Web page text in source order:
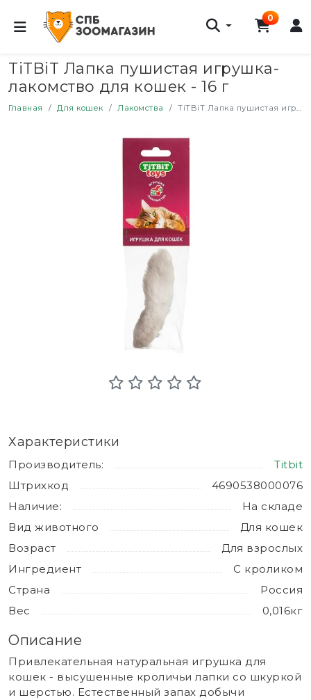
0
TiTBiT Лапка пушистая игрушка-
лакомство для кошек - 16 г
Главная Для кошек Лакомства TiTBiT Лапка пушистая игрушка-лакомство для кошек - 16 г
Характеристики
Производитель:
Titbit
Штрихкод
4690538000076
Наличие:
На складе
Вид животного
Для кошек
Возраст
Для взрослых
Ингредиент
С кроликом
Страна
Россия
Вес
0,016кг
Описание
Привлекательная натуральная игрушка для
кошек - высушенные кроличьи лапки со шкуркой
и шерстью. Естественный запах добычи